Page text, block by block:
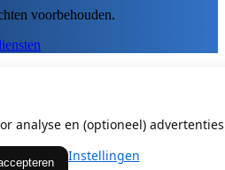
voorbehouden.
analyse en (optioneel)
Instellingen